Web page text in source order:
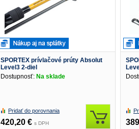
SPORTEX prívlačové prúty Absolut
Level3 2-diel
Dostupnosť: Na sklade
Pridať do porovnania
420,20 € s DPH